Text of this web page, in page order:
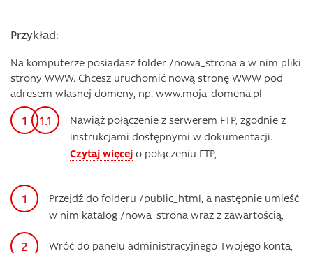
Przykład:
Na komputerze posiadasz folder /nowa_strona a w nim pliki
strony WWW. Chcesz uruchomić nową stronę WWW pod
adresem własnej domeny, np. www.moja-domena.pl
Nawiąż połączenie z serwerem FTP, zgodnie z
instrukcjami dostępnymi w dokumentacji.
Czytaj więcej o połączeniu FTP,
Przejdź do folderu /public_html, a następnie umieść
w nim katalog /nowa_strona wraz z zawartością,
Wróć do panelu administracyjnego Twojego konta,